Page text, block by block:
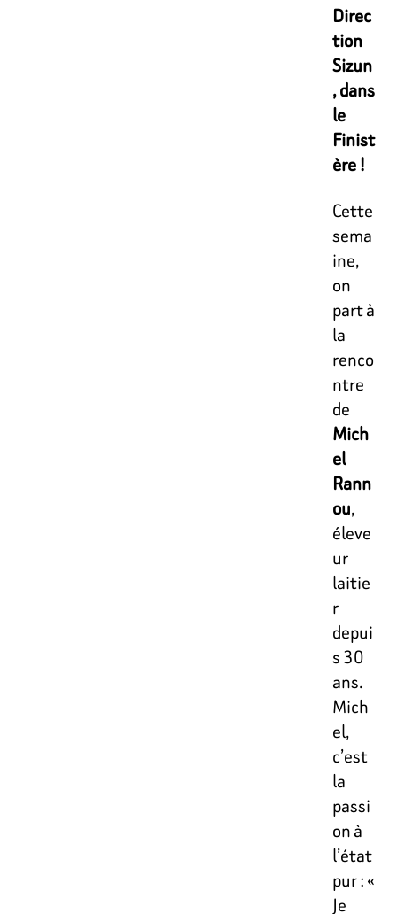
Direc
tion
Sizun
, dans
le
Finist
ère !
Cette
sema
ine,
on
part à
la
renco
ntre
de
Mich
el
Rann
ou,
éleve
ur
laitie
r
depui
s 30
ans.
Mich
el,
c’est
la
passi
on à
l’état
pur : «
Je